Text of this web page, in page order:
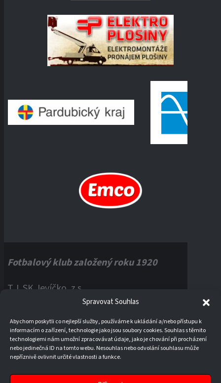
Spravovat Souhlas
Abychom poskytli co nejlepší služby, používáme k ukládání a/nebo přístupu k
informacím o zařízení, technologie jako jsou soubory cookies. Souhlas s těmito
technologiemi nám umožní zpracovávat údaje, jako je chování při procházení
nebo jedinečná ID na tomto webu. Nesouhlas nebo odvolání souhlasu může
nepříznivě ovlivnit určité vlastnosti a funkce.
Fotbalový klub založený roku 1920
T.J. SK Jevíčko, z.s.
IČO:60121670